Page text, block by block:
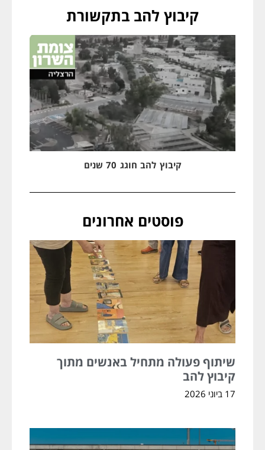
קיבוץ להב בתקשורת
קיבוץ להב חוגג 70 שנים
פוסטים אחרונים
שיתוף פעולה מתחיל באנשים מתוך
קיבוץ להב
17 ביוני 2026